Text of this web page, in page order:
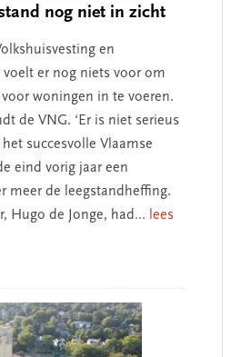
nog niet in zicht
en
er nog niets voor om
woningen in te voeren.
de VNG. ‘Er is niet serieus
succesvolle Vlaamse
eind vorig jaar een
meer de leegstandheffing.
Hugo de Jonge, had ... lees